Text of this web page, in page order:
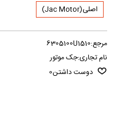
اصلی(Jac Motor)
مرجع:6305100U1510
نام تجاری:جک موتور
دوست داشتن0